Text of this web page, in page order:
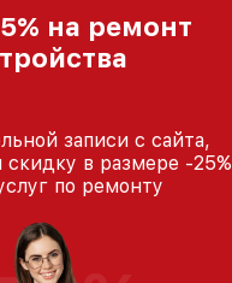
на ремонт
записи с сайта,
скидку в размере -25%
по ремонту